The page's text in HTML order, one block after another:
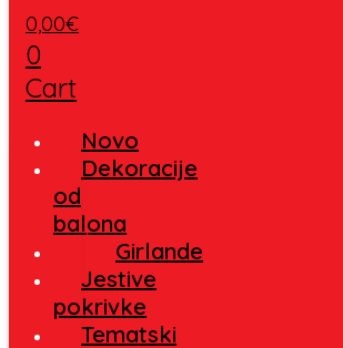
0,00€
0
Cart
Novo
Dekoracije
od
balona
Girlande
Jestive
pokrivke
Tematski